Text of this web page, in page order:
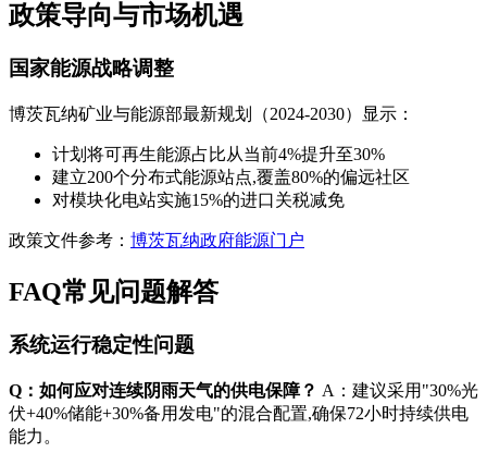
政策导向与市场机遇
国家能源战略调整
博茨瓦纳矿业与能源部最新规划（2024-2030）显示：
计划将可再生能源占比从当前4%提升至30%
建立200个分布式能源站点,覆盖80%的偏远社区
对模块化电站实施15%的进口关税减免
政策文件参考： 博茨瓦纳政府能源门户
FAQ常见问题解答
系统运行稳定性问题
Q：如何应对连续阴雨天气的供电保障？ A：建议采用"30%光
伏+40%储能+30%备用发电"的混合配置,确保72小时持续供电
能力。